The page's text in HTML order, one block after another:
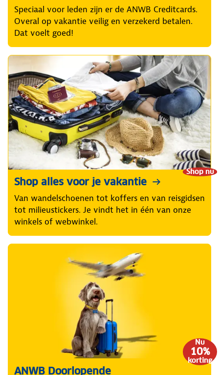
Speciaal voor leden zijn er de ANWB Creditcards.
Overal op vakantie veilig en verzekerd betalen.
Dat voelt goed!
Shop nu
Shop alles voor je vakantie
Van wandelschoenen tot koffers en van reisgidsen
tot milieustickers. Je vindt het in één van onze
winkels of webwinkel.
Nu
10%
korting
ANWB Doorlopende